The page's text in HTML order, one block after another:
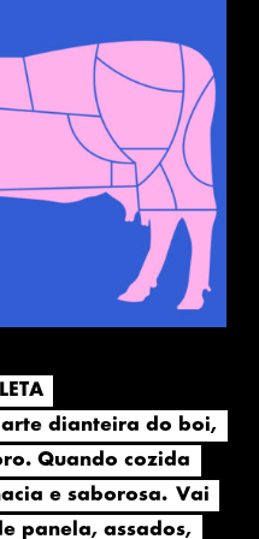
dianteira do boi,
Quando cozida
e saborosa. Vai
panela, assados,
dianteira do boi,
Quando cozida
e saborosa. Vai
panela, assados,